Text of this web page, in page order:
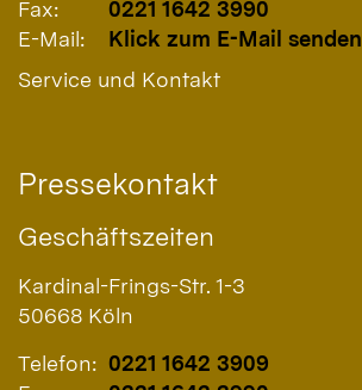
Fax:
0221 1642 3990
E-Mail:
Klick zum E-Mail senden
Service und Kontakt
Pressekontakt
Geschäftszeiten
Kardinal-Frings-Str. 1-3
50668 Köln
Telefon: 0221 1642 3909